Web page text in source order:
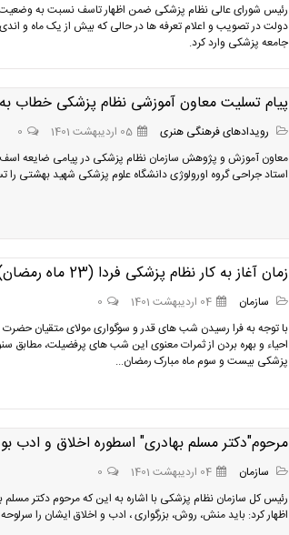
رئیس شورای عالی نظام پزشکی ضمن اظهار تاسف نسبت به
دولت در تصویب و اعلام تعرفه ها در حالی که بیش از یک ماه و
جامعه پزشکی وارد کرد.
پیام تسلیت معاون آموزشی نظام پزشکی خطاب
رویدادهای فرهنگی هنری 05 اردیبهشت 1401
0
معاون آموزش و پژوهش سازمان نظام پزشکی در پیامی ضایعه اسف
استاد جراحی گروه اورولوژی دانشگاه علوم پزشکی شهید بهشتی
زمان آغاز به کار نظام پزشکی فردا (23 ماه رمضان) ساعت 9:30 صبح خواهد بود
سازمان 04 اردیبهشت 1401
0
با توجه به فرا رسیدن شب‌ های قدر و سوگواری مولای متقیان
احیاء و بهره بردن از ثمرات معنوی این شب های پرفضیلت، مطابق
پزشکی بیست و سوم ماه مبارک رمضان...
مرحوم"دکتر مسلم بهادری" اسطوره اخلاق و ادب
سازمان 04 اردیبهشت 1401
0
رئیس کل سازمان نظام پزشکی با اشاره به این که مرحوم دکتر
اظهار کرد: باید منش، روش، بزرگواری ، ادب و اخلاق ایشان را